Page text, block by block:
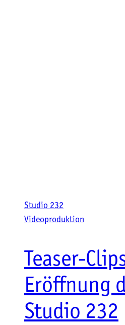
Stu­dio 232
Videoproduktion
Teaser-
Eröffnung
Studio 232